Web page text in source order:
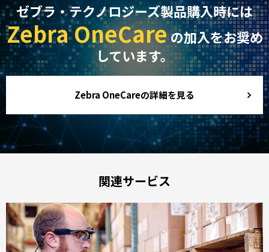
ゼブラ・テクノロジーズ製品購入時には
Zebra OneCareの加入をお奨め
しています。
Zebra OneCareの詳細を見る
関連サービス